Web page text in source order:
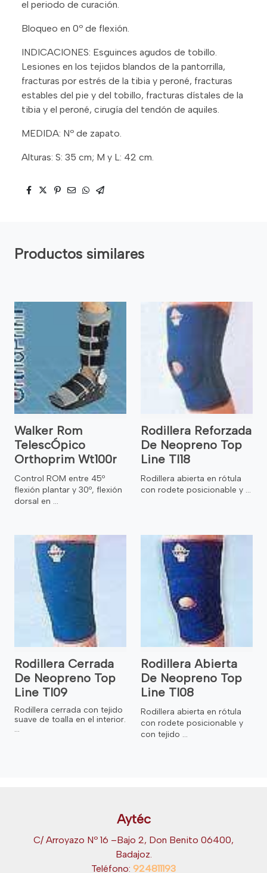
el periodo de curación.
Bloqueo en 0º de flexión.
INDICACIONES: Esguinces agudos de tobillo.
Lesiones en los tejidos blandos de la pantorrilla,
fracturas por estrés de la tibia y peroné, fracturas
estables del pie y del tobillo, fracturas dístales de la
tibia y el peroné, cirugía del tendón de aquiles.
MEDIDA: Nº de zapato.
Alturas: S: 35 cm; M y L: 42 cm.
Productos similares
Walker Rom
TelescÓpico
Orthoprim Wt100r
Control ROM entre 45º
flexión plantar y 30º, flexión
dorsal en ...
Rodillera Reforzada
De Neopreno Top
Line Tl18
Rodillera abierta en rótula
con rodete posicionable y ...
Rodillera Cerrada
De Neopreno Top
Line Tl09
Rodillera cerrada con tejido
suave de toalla en el interior.
...
Rodillera Abierta
De Neopreno Top
Line Tl08
Rodillera abierta en rótula
con rodete posicionable y
con tejido ...
Aytéc
C/ Arroyazo Nº 16 –Bajo 2, Don Benito 06400,
Badajoz.
Teléfono: 924811193